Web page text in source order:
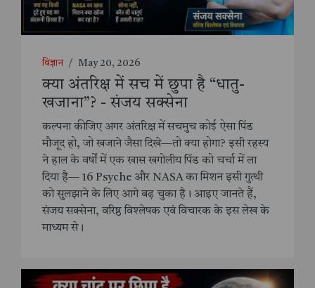
विज्ञान / May 20, 2026
क्या अंतरिक्ष में सच में छुपा है “धातु-
खजाना”? - संजय सक्सेना
कल्पना कीजिए अगर अंतरिक्ष में सचमुच कोई ऐसा पिंड
मौजूद हो, जो खजाने जैसा दिखे—तो क्या होगा? इसी रहस्य
ने हाल के वर्षों में एक खास खगोलीय पिंड को चर्चा में ला
दिया है— 16 Psyche और NASA का मिशन इसी गुत्थी
को सुलझाने के लिए आगे बढ़ चुका है। आइए जानते हैं,
संजय सक्सेना, वरिष्ठ विश्लेषक एवं विचारक के इस लेख के
माध्यम से।